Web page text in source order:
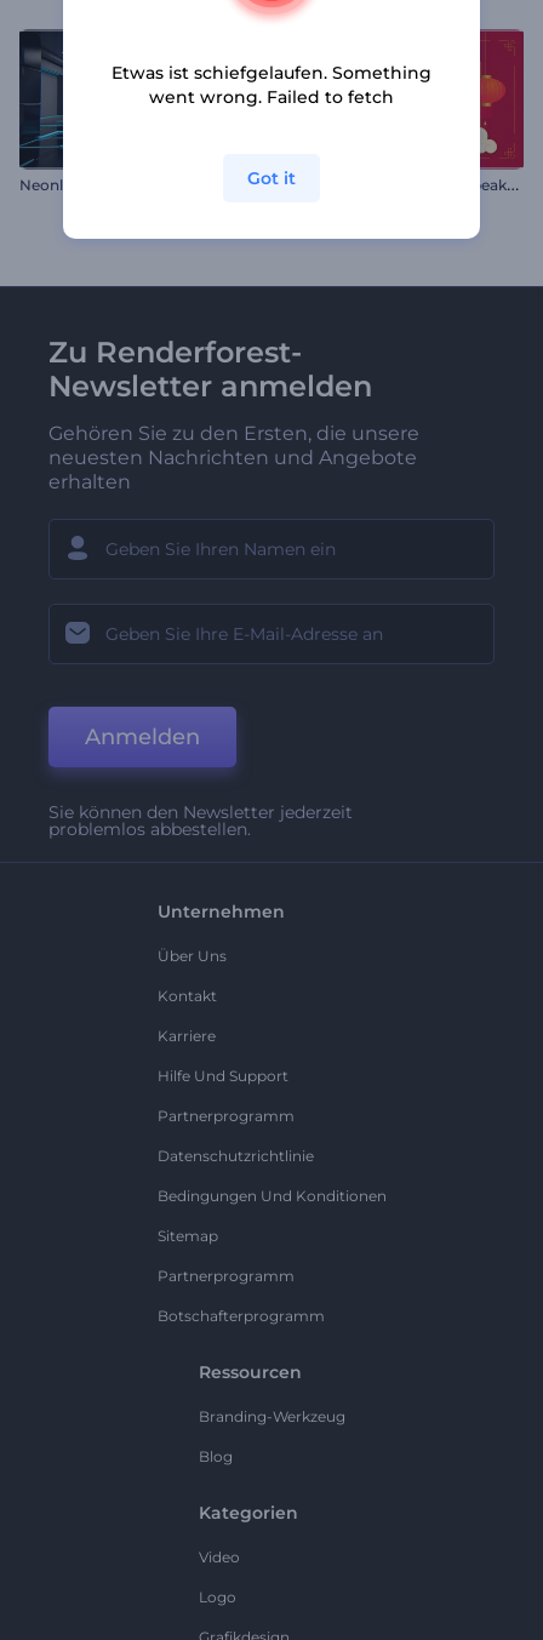
Neonlicht Raum C
hinesisches Neujahr Werbeaktion
Zu Renderforest-
Newsletter anmelden
Gehören Sie zu den Ersten, die unsere
neuesten Nachrichten und Angebote
erhalten
Anmelden
Sie können den Newsletter jederzeit
problemlos abbestellen.
Unternehmen
Über Uns
Kontakt
Karriere
Hilfe Und Support
Partnerprogramm
Datenschutzrichtlinie
Bedingungen Und Konditionen
Sitemap
Partnerprogramm
Botschafterprogramm
Ressourcen
Branding-Werkzeug
Blog
Kategorien
Video
Logo
Etwas ist schiefgelaufen. Something
went wrong. Failed to fetch
Got it